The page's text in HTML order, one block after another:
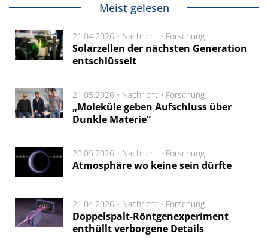
Meist gelesen
21.04.2026 • Nachricht • Forschung
Solarzellen der nächsten Generation
entschlüsselt
21.05.2026 • Nachricht • Forschung
„Moleküle geben Aufschluss über
Dunkle Materie“
20.05.2026 • Nachricht • Forschung
Atmosphäre wo keine sein dürfte
21.04.2026 • Nachricht • Forschung
Doppelspalt-Röntgenexperiment
enthüllt verborgene Details